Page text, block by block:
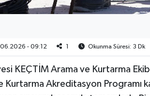
- 09:12 Okunma Süresi: 3 Dk
KEÇTİM Arama ve Kurtarma
Kurtarma Akreditasyon Programı